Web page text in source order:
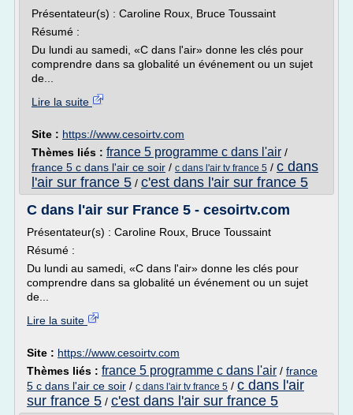
Présentateur(s) : Caroline Roux, Bruce Toussaint
Résumé :
Du lundi au samedi, «C dans l'air» donne les clés pour
comprendre dans sa globalité un événement ou un sujet
de...
Lire la suite
Site : https://www.cesoirtv.com
Thèmes liés : france 5 programme c dans l'air /
france 5 c dans l'air ce soir / c dans l'air tv france 5 / c dans
l'air sur france 5 / c'est dans l'air sur france 5
C dans l'air sur France 5 - cesoirtv.com
Présentateur(s) : Caroline Roux, Bruce Toussaint
Résumé :
Du lundi au samedi, «C dans l'air» donne les clés pour
comprendre dans sa globalité un événement ou un sujet
de...
Lire la suite
Site : https://www.cesoirtv.com
Thèmes liés : france 5 programme c dans l'air / france
5 c dans l'air ce soir / c dans l'air tv france 5 / c dans l'air
sur france 5 / c'est dans l'air sur france 5